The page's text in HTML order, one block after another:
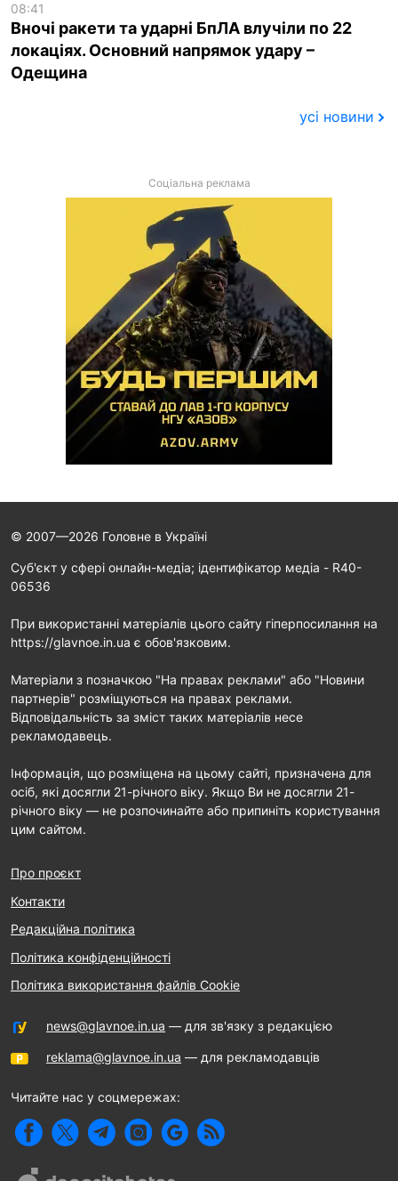
08:41
Вночі ракети та ударні БпЛА влучіли по 22
локаціях. Основний напрямок удару –
Одещина
усі новини
Соціальна реклама
© 2007—2026 Головне в Україні
Cуб'єкт у сфері онлайн-медіа; ідентифікатор медіа - R40-
06536
При використанні матеріалів цього сайту гіперпосилання на
https://glavnoe.in.ua є обов'язковим.
Матеріали з позначкою "На правах реклами" або "Новини
партнерів" розміщуються на правах реклами.
Відповідальність за зміст таких матеріалів несе
рекламодавець.
Інформація, що розміщена на цьому сайті, призначена для
осіб, які досягли 21-річного віку. Якщо Ви не досягли 21-
річного віку — не розпочинайте або припиніть користування
цим сайтом.
Про проєкт
Контакти
Редакційна політика
Політика конфіденційності
Політика використання файлів Cookie
news@glavnoe.in.ua — для зв'язку з редакцією
reklama@glavnoe.in.ua — для рекламодавців
Читайте нас у соцмережах: